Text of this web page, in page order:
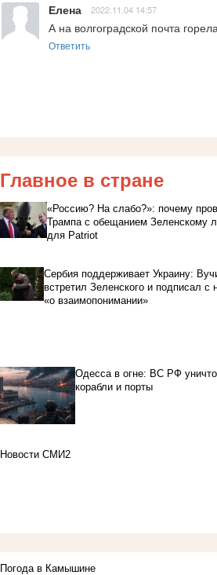
Елена 2022.11.04 14:57
А на волгоградской почта
Ответить
Главное в стране
«Россию? На слабо?»: почему
Трампа с обещанием Зеленскому
для Patriot
Сербия поддерживает Украину:
встретил Зеленского и подписал
«о взаимопонимании»
Одесса в огне: ВС РФ
корабли и порты
Новости СМИ2
Погода в Камышине